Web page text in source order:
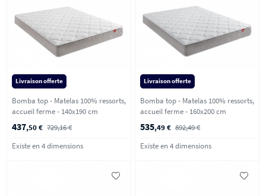
Livraison offerte
Bomba top - Matelas 100% ressorts,
accueil ferme - 140x190 cm
437,50 € 729,16 €
Existe en 4 dimensions
Livraison offerte
Bomba top - Matelas 100% ressorts,
accueil ferme - 160x200 cm
535,49 € 892,49 €
Existe en 4 dimensions